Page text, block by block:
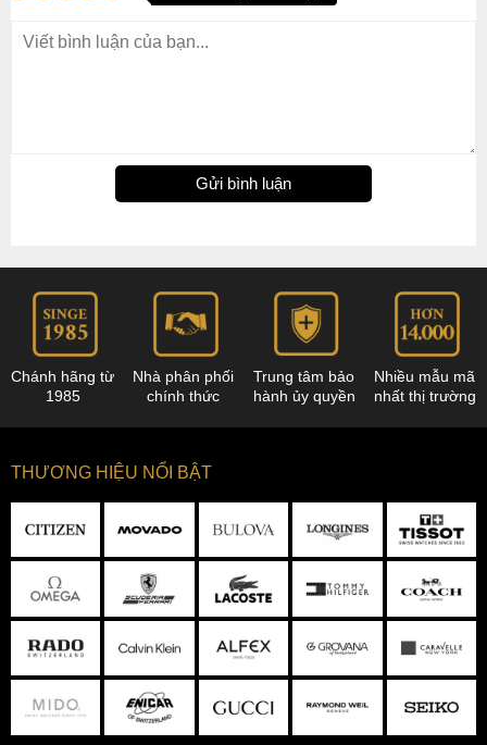
Gửi bình luận
Chánh hãng từ
1985
Nhà phân phối
chính thức
Trung tâm bảo
hành ủy quyền
Nhiều mẫu mã
nhất thị trường
THƯƠNG HIỆU NỔI BẬT